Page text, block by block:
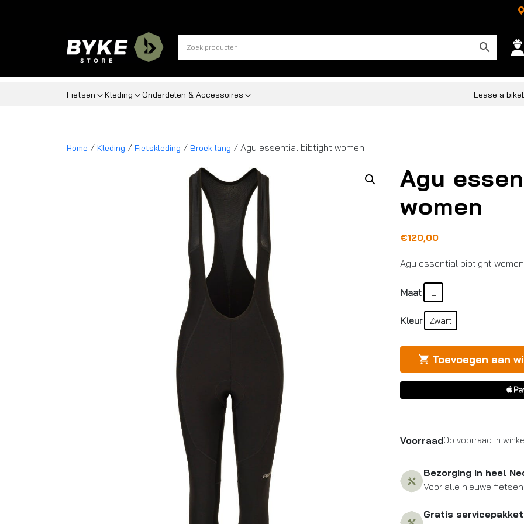
Fietsen Kleding Onderdelen & Accessoires Lease a bike
Home / Kleding / Fietskleding / Broek lang / Agu essential bibtight women
Agu
women
€120,00
Agu essential bibtight
Maat L
Kleur Zwart
Toevoegen aan
VoorraadOp voorraad in
Bezorging in heel
Voor alle nieuwe fietsen
Gratis servicepakket